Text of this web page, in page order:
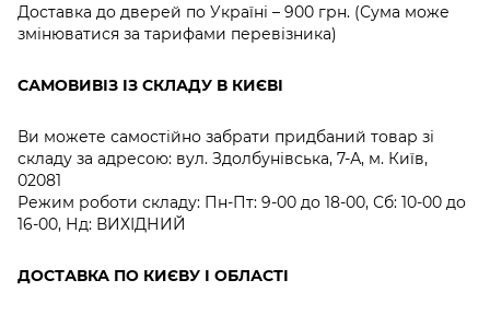
Доставка до дверей по Україні – 900 грн. (Сума може
змінюватися за тарифами перевізника)
САМОВИВІЗ ІЗ СКЛАДУ В КИЄВІ
Ви можете самостійно забрати придбаний товар зі
складу за адресою: вул. Здолбунівська, 7-А, м. Київ,
02081
Режим роботи складу: Пн-Пт: 9-00 до 18-00, Сб: 10-00 до
16-00, Нд: ВИХІДНИЙ
ДОСТАВКА ПО КИЄВУ І ОБЛАСТІ